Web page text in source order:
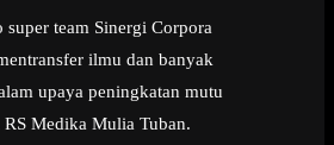
super team Sinergi Corpora
ilmu dan banyak
upaya peningkatan mutu
Medika Mulia Tuban.